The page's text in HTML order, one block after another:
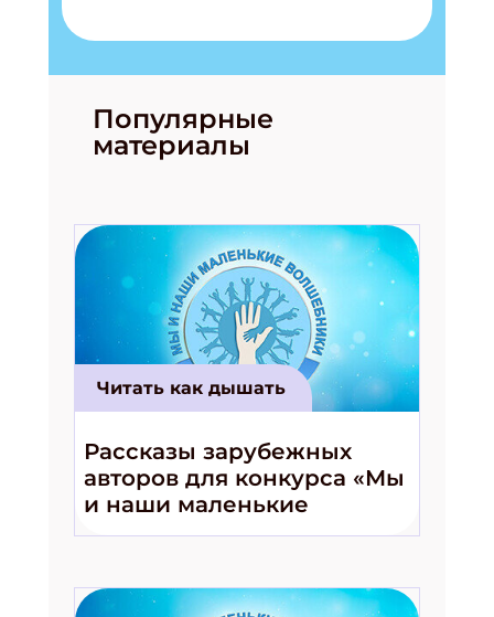
Популярные
материалы
Читать как дышать
Рассказы зарубежных
авторов для конкурса «Мы
и наши маленькие
волшебники!»